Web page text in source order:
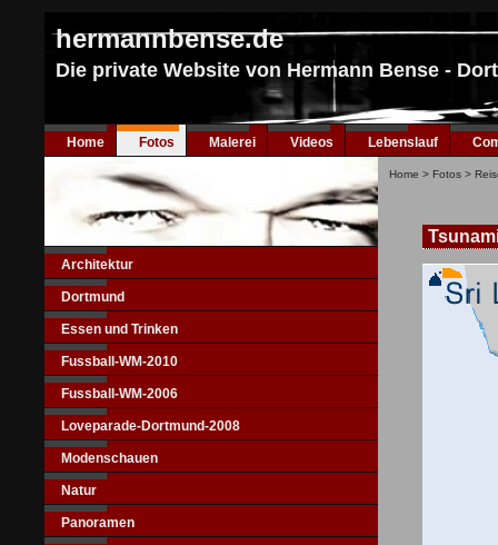
hermannbense.de
Die private Website von Hermann Bense -
Home Fotos Malerei Videos Lebenslauf
Architektur
Dortmund
Essen und Trinken
Fussball-WM-2010
Fussball-WM-2006
Loveparade-Dortmund-2008
Modenschauen
Natur
Panoramen
Home > Fotos >